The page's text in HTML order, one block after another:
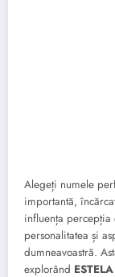
Alegeți numele
importantă,
influența
personalitatea și
dumneavoastră.
explorând